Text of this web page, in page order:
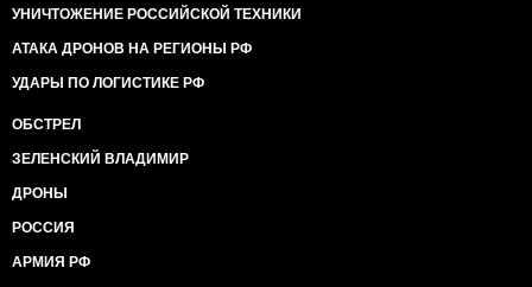
УНИЧТОЖЕНИЕ РОССИЙСКОЙ ТЕХНИКИ
АТАКА ДРОНОВ НА РЕГИОНЫ РФ
УДАРЫ ПО ЛОГИСТИКЕ РФ
ОБСТРЕЛ
ЗЕЛЕНСКИЙ ВЛАДИМИР
ДРОНЫ
РОССИЯ
АРМИЯ РФ